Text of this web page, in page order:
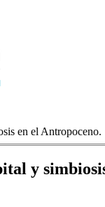
en el Antropoceno.
y